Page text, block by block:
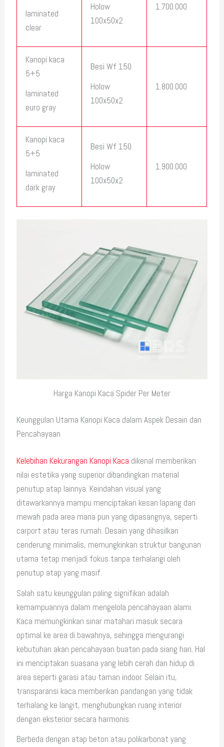
laminated
clear
Holow
100x50x2
1.700.000
Kanopi kaca
5+5
laminated
euro gray
Besi Wf 150
Holow
100x50x2
1.800.000
Kanopi kaca
5+5
laminated
dark gray
Besi Wf 150
Holow
100x50x2
1.900.000
Harga Kanopi Kaca Spider Per Meter
Keunggulan Utama Kanopi Kaca dalam Aspek Desain dan
Pencahayaan
Kelebihan Kekurangan Kanopi Kaca dikenal memberikan
nilai estetika yang superior dibandingkan material
penutup atap lainnya. Keindahan visual yang
ditawarkannya mampu menciptakan kesan lapang dan
mewah pada area mana pun yang dipasangnya, seperti
carport atau teras rumah. Desain yang dihasilkan
cenderung minimalis, memungkinkan struktur bangunan
utama tetap menjadi fokus tanpa terhalangi oleh
penutup atap yang masif.
Salah satu keunggulan paling signifikan adalah
kemampuannya dalam mengelola pencahayaan alami.
Kaca memungkinkan sinar matahari masuk secara
optimal ke area di bawahnya, sehingga mengurangi
kebutuhan akan pencahayaan buatan pada siang hari. Hal
ini menciptakan suasana yang lebih cerah dan hidup di
area seperti garasi atau taman indoor. Selain itu,
transparansi kaca memberikan pandangan yang tidak
terhalang ke langit, menghubungkan ruang interior
dengan eksterior secara harmonis.
Berbeda dengan atap beton atau polikarbonat yang